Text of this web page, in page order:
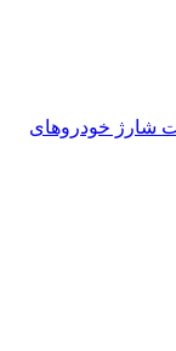
شارژ خودروهای